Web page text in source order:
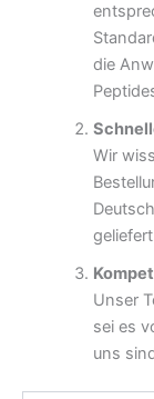
die
Wir
Unser
sei es
uns